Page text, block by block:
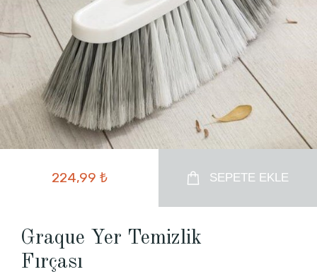
224,99 ₺ SEPETE EKLE
Graque Yer Temizlik
Fırçası